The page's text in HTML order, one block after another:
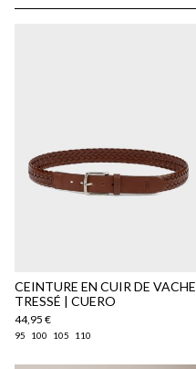
ici
CEINTURE EN CUIR DE VACHE
TRESSÉ | CUERO
44,95 €
95 100 105 110